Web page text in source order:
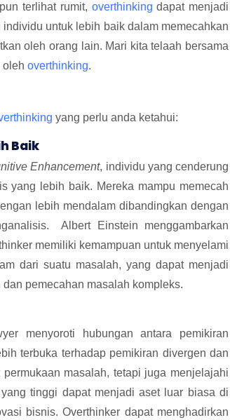
terlihat rumit, overthinking dapat menjadi
untuk lebih baik dalam memecahkan
oleh orang lain. Mari kita telaah bersama
oleh overthinking.
yang perlu anda ketahui:
Baik
Enhancement, individu yang cenderung
yang lebih baik. Mereka mampu memecah
lebih mendalam dibandingkan dengan
Albert Einstein menggambarkan
memiliki kemampuan untuk menyelami
dari suatu masalah, yang dapat menjadi
pemecahan masalah kompleks.
menyoroti hubungan antara pemikiran
terbuka terhadap pemikiran divergen dan
masalah, tetapi juga menjelajahi
tinggi dapat menjadi aset luar biasa di
bisnis. Overthinker dapat menghadirkan